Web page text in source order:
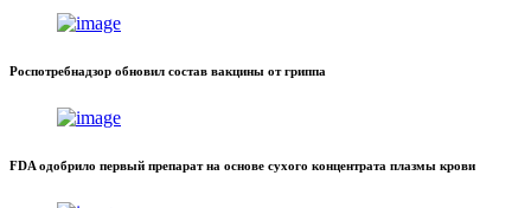
Роспотребнадзор обновил состав вакцины от гриппа
FDA одобрило первый препарат на основе сухого концентрата плазмы крови